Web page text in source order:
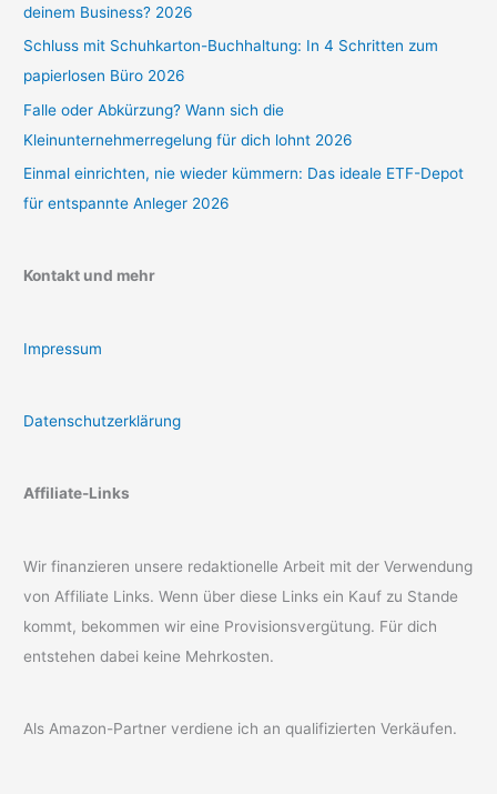
deinem Business? 2026
Schluss mit Schuhkarton-Buchhaltung: In 4 Schritten zum
papierlosen Büro 2026
Falle oder Abkürzung? Wann sich die
Kleinunternehmerregelung für dich lohnt 2026
Einmal einrichten, nie wieder kümmern: Das ideale ETF-Depot
für entspannte Anleger 2026
Kontakt und mehr
Impressum
Datenschutzerklärung
Affiliate-Links
Wir finanzieren unsere redaktionelle Arbeit mit der Verwendung
von Affiliate Links. Wenn über diese Links ein Kauf zu Stande
kommt, bekommen wir eine Provisionsvergütung. Für dich
entstehen dabei keine Mehrkosten.
Als Amazon-Partner verdiene ich an qualifizierten Verkäufen.